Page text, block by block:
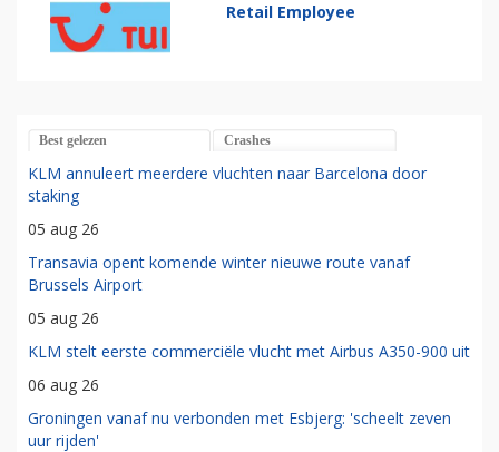
Retail Employee
Best gelezen Crashes
KLM annuleert meerdere vluchten naar Barcelona door
staking
05 aug 26
Transavia opent komende winter nieuwe route vanaf
Brussels Airport
05 aug 26
KLM stelt eerste commerciële vlucht met Airbus A350-900 uit
06 aug 26
Groningen vanaf nu verbonden met Esbjerg: 'scheelt zeven
uur rijden'